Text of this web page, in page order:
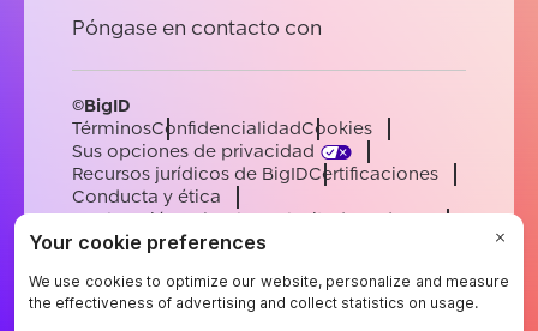
Póngase en contacto con
©BigID
TérminosConfidencialidadCookies
Sus opciones de privacidad
Recursos jurídicos de BigIDCertificaciones
Conducta y ética
Declaración sobre la esclavitud moderna
SubprocesadoresAyuda
EnglishGermanFrenchSpanishPortuguese